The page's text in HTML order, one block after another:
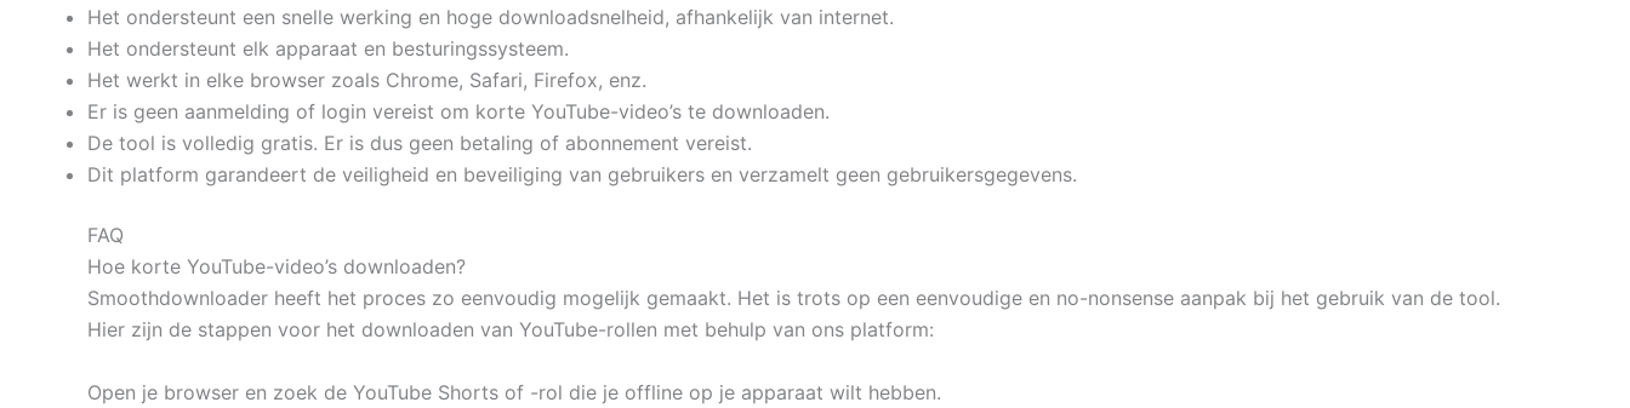
Het ondersteunt een snelle werking en hoge downloadsnelheid, afhankelijk van internet.
Het ondersteunt elk apparaat en besturingssysteem.
Het werkt in elke browser zoals Chrome, Safari, Firefox, enz.
Er is geen aanmelding of login vereist om korte YouTube-video’s te downloaden.
De tool is volledig gratis. Er is dus geen betaling of abonnement vereist.
Dit platform garandeert de veiligheid en beveiliging van gebruikers en verzamelt geen gebruikersgegevens.
FAQ
Hoe korte YouTube-video’s downloaden?
Smoothdownloader heeft het proces zo eenvoudig mogelijk gemaakt. Het is trots op een eenvoudige en no-nonsense aanpak bij het gebruik van de tool.
Hier zijn de stappen voor het downloaden van YouTube-rollen met behulp van ons platform:
Open je browser en zoek de YouTube Shorts of -rol die je offline op je apparaat wilt hebben.